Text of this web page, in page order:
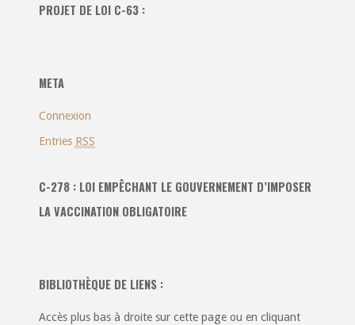
les
PROJET DE LOI C-63 :
META
Connexion
Entries RSS
C-278 : LOI EMPÊCHANT LE GOUVERNEMENT D’IMPOSER
LA VACCINATION OBLIGATOIRE
BIBLIOTHÈQUE DE LIENS :
Accès plus bas à droite sur cette page ou en cliquant